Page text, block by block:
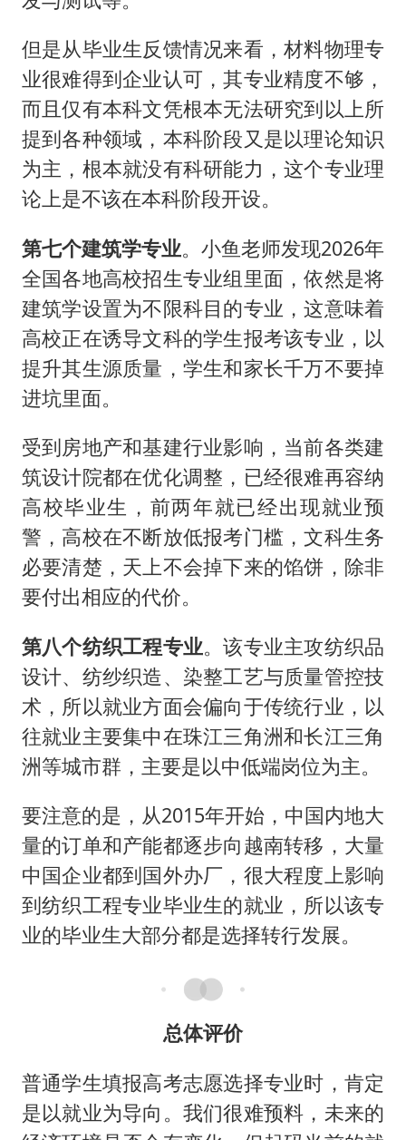
但是从毕业生反馈情况来看，材料物理专
业很难得到企业认可，其专业精度不够，
而且仅有本科文凭根本无法研究到以上所
提到各种领域，本科阶段又是以理论知识
为主，根本就没有科研能力，这个专业理
论上是不该在本科阶段开设。
第七个建筑学专业。小鱼老师发现2026年
全国各地高校招生专业组里面，依然是将
建筑学设置为不限科目的专业，这意味着
高校正在诱导文科的学生报考该专业，以
提升其生源质量，学生和家长千万不要掉
进坑里面。
受到房地产和基建行业影响，当前各类建
筑设计院都在优化调整，已经很难再容纳
高校毕业生，前两年就已经出现就业预
警，高校在不断放低报考门槛，文科生务
必要清楚，天上不会掉下来的馅饼，除非
要付出相应的代价。
第八个纺织工程专业。该专业主攻纺织品
设计、纺纱织造、染整工艺与质量管控技
术，所以就业方面会偏向于传统行业，以
往就业主要集中在珠江三角洲和长江三角
洲等城市群，主要是以中低端岗位为主。
要注意的是，从2015年开始，中国内地大
量的订单和产能都逐步向越南转移，大量
中国企业都到国外办厂，很大程度上影响
到纺织工程专业毕业生的就业，所以该专
业的毕业生大部分都是选择转行发展。
总体评价
普通学生填报高考志愿选择专业时，肯定
是以就业为导向。我们很难预料，未来的